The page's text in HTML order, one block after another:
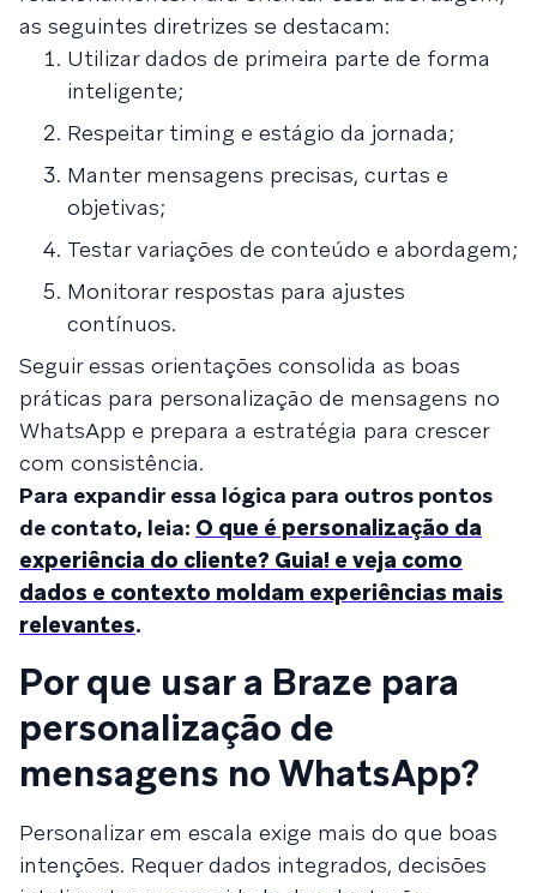
as seguintes diretrizes se destacam:
Utilizar dados de primeira parte de forma
inteligente;
Respeitar timing e estágio da jornada;
Manter mensagens precisas, curtas e
objetivas;
Testar variações de conteúdo e abordagem;
Monitorar respostas para ajustes
contínuos.
Seguir essas orientações consolida as boas
práticas para personalização de mensagens no
WhatsApp e prepara a estratégia para crescer
com consistência.
Para expandir essa lógica para outros pontos
de contato, leia: O que é personalização da
experiência do cliente? Guia! e veja como
dados e contexto moldam experiências mais
relevantes.
Por que usar a Braze para
personalização de
mensagens no WhatsApp?
Personalizar em escala exige mais do que boas
intenções. Requer dados integrados, decisões